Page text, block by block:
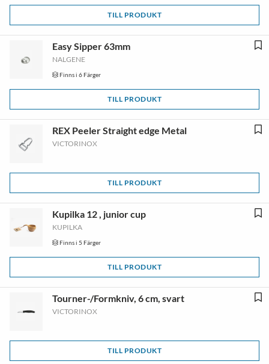
TILL PRODUKT
Easy Sipper 63mm
NALGENE
Finns i 6 Färger
TILL PRODUKT
REX Peeler Straight edge Metal
VICTORINOX
TILL PRODUKT
Kupilka 12 , junior cup
KUPILKA
Finns i 5 Färger
TILL PRODUKT
Tourner-/Formkniv, 6 cm, svart
VICTORINOX
TILL PRODUKT